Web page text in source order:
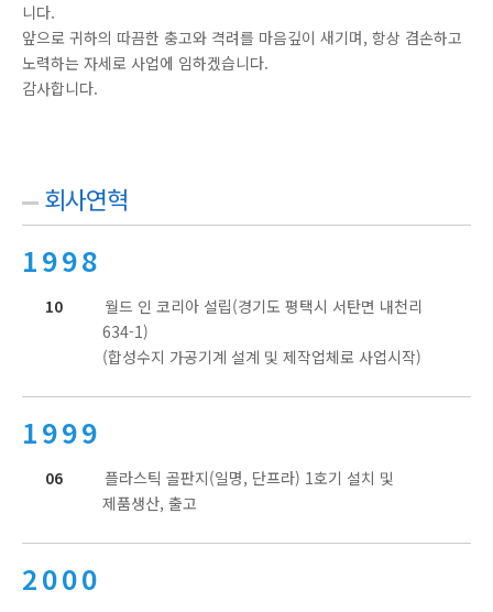
니다.
앞으로 귀하의 따끔한 충고와 격려를 마음깊이 새기며, 항상 겸손하고
노력하는 자세로 사업에 임하겠습니다.
감사합니다.
회사연혁
1998
10
월드 인 코리아 설립(경기도 평택시 서탄면 내천리
634-1)
(합성수지 가공기계 설계 및 제작업체로 사업시작)
1999
06
플라스틱 골판지(일명, 단프라) 1호기 설치 및
제품생산, 출고
2000